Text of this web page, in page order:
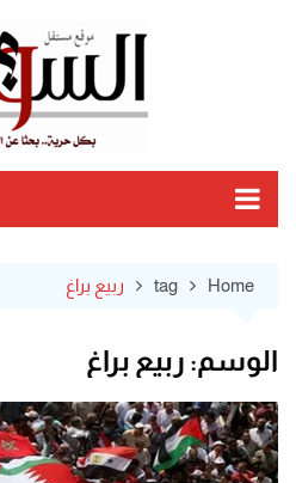
Home
tag ربيع براغ
الوسم: ربيع براغ